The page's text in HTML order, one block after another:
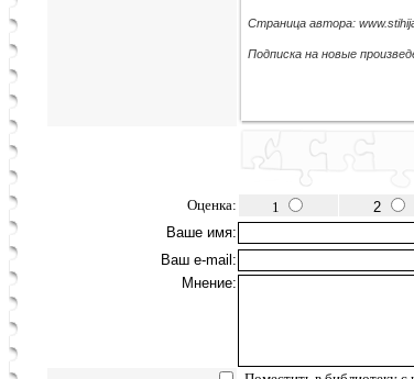
Страница автора:
Подписка на новые
Оценка: 1 2
Ваше имя:
Ваш e-mail:
Мнение: